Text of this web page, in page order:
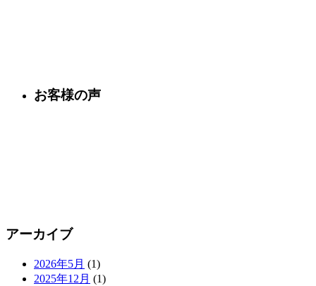
お客様の声
アーカイブ
2026年5月 (1)
2025年12月 (1)